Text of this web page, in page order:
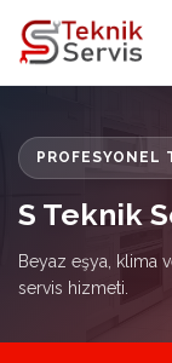
PROFESYONEL
S Teknik
Beyaz eşya, klima
servis hizmeti.